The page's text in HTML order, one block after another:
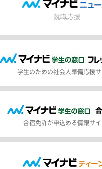
学生のための社会人準備応援サ
合宿免許が申込める情報サイ